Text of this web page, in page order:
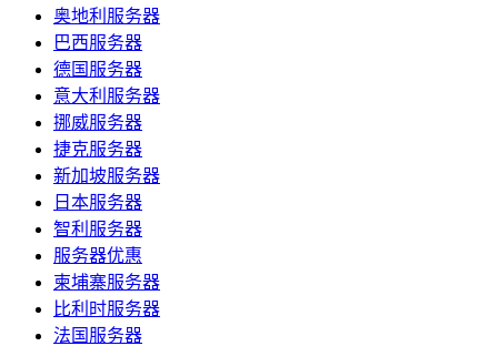
奥地利服务器
巴西服务器
德国服务器
意大利服务器
挪威服务器
捷克服务器
新加坡服务器
日本服务器
智利服务器
服务器优惠
柬埔寨服务器
比利时服务器
法国服务器